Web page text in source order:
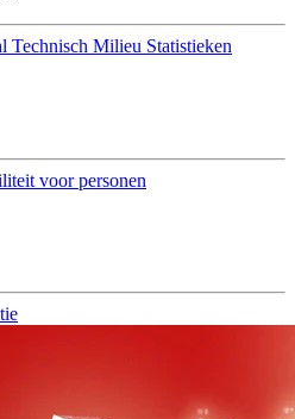
Technisch Milieu Statistieken
voor personen